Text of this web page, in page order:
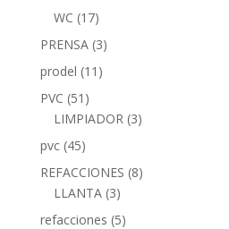
WC (17)
PRENSA (3)
prodel (11)
PVC (51)
LIMPIADOR (3)
pvc (45)
REFACCIONES (8)
LLANTA (3)
refacciones (5)